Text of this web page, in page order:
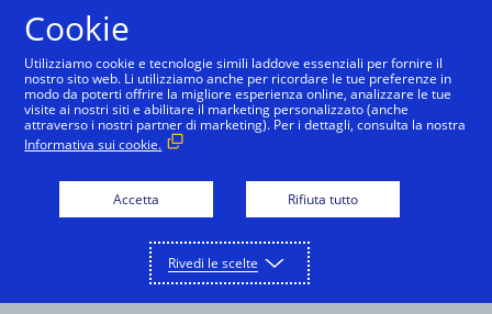
Italiano
Cookie
Utilizziamo cookie e tecnologie simili laddove essenziali per fornire il
nostro sito web. Li utilizziamo anche per ricordare le tue preferenze in
modo da poterti offrire la migliore esperienza online, analizzare le tue
visite ai nostri siti e abilitare il marketing personalizzato (anche
attraverso i nostri partner di marketing). Per i dettagli, consulta la nostra
Informativa sui cookie.
Accetta Rifiuta tutto
Rivedi le scelte